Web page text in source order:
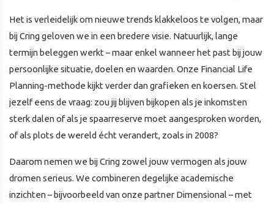
Het is verleidelijk om nieuwe trends klakkeloos te volgen, maar
bij Cring geloven we in een bredere visie. Natuurlijk, lange
termijn beleggen werkt – maar enkel wanneer het past bij jouw
persoonlijke situatie, doelen en waarden. Onze Financial Life
Planning-methode kijkt verder dan grafieken en koersen. Stel
jezelf eens de vraag: zou jij blijven bijkopen als je inkomsten
sterk dalen of als je spaarreserve moet aangesproken worden,
of als plots de wereld écht verandert, zoals in 2008?
Daarom nemen we bij Cring zowel jouw vermogen als jouw
dromen serieus. We combineren degelijke academische
inzichten – bijvoorbeeld van onze partner Dimensional – met